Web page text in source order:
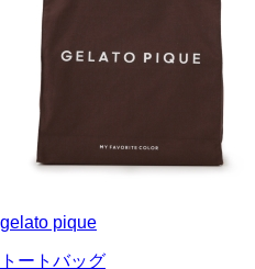
gelato pique
トートバッグ